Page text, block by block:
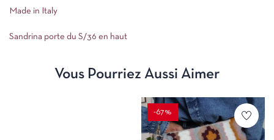
Made in Italy
Sandrina porte du S/36 en haut
Vous Pourriez Aussi Aimer
-67%